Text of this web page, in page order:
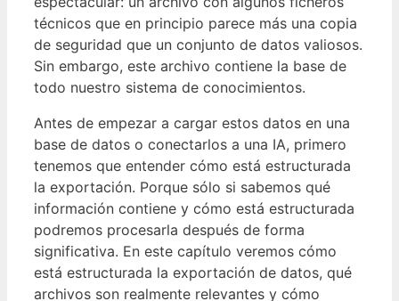
técnicos que en principio parece más una copia
de seguridad que un conjunto de datos valiosos.
Sin embargo, este archivo contiene la base de
todo nuestro sistema de conocimientos.
Antes de empezar a cargar estos datos en una
base de datos o conectarlos a una IA, primero
tenemos que entender cómo está estructurada
la exportación. Porque sólo si sabemos qué
información contiene y cómo está estructurada
podremos procesarla después de forma
significativa. En este capítulo veremos cómo
está estructurada la exportación de datos, qué
archivos son realmente relevantes y cómo